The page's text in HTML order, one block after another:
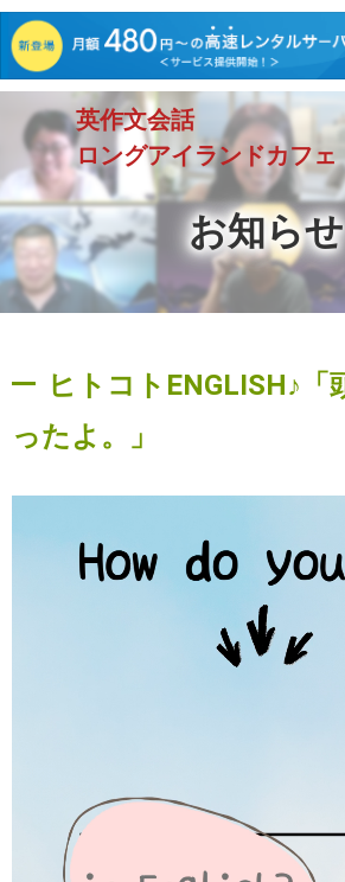
英作文会話
ロングアイランドカフェ
お知らせ
ヒトコトENGLISH♪「
ったよ。」